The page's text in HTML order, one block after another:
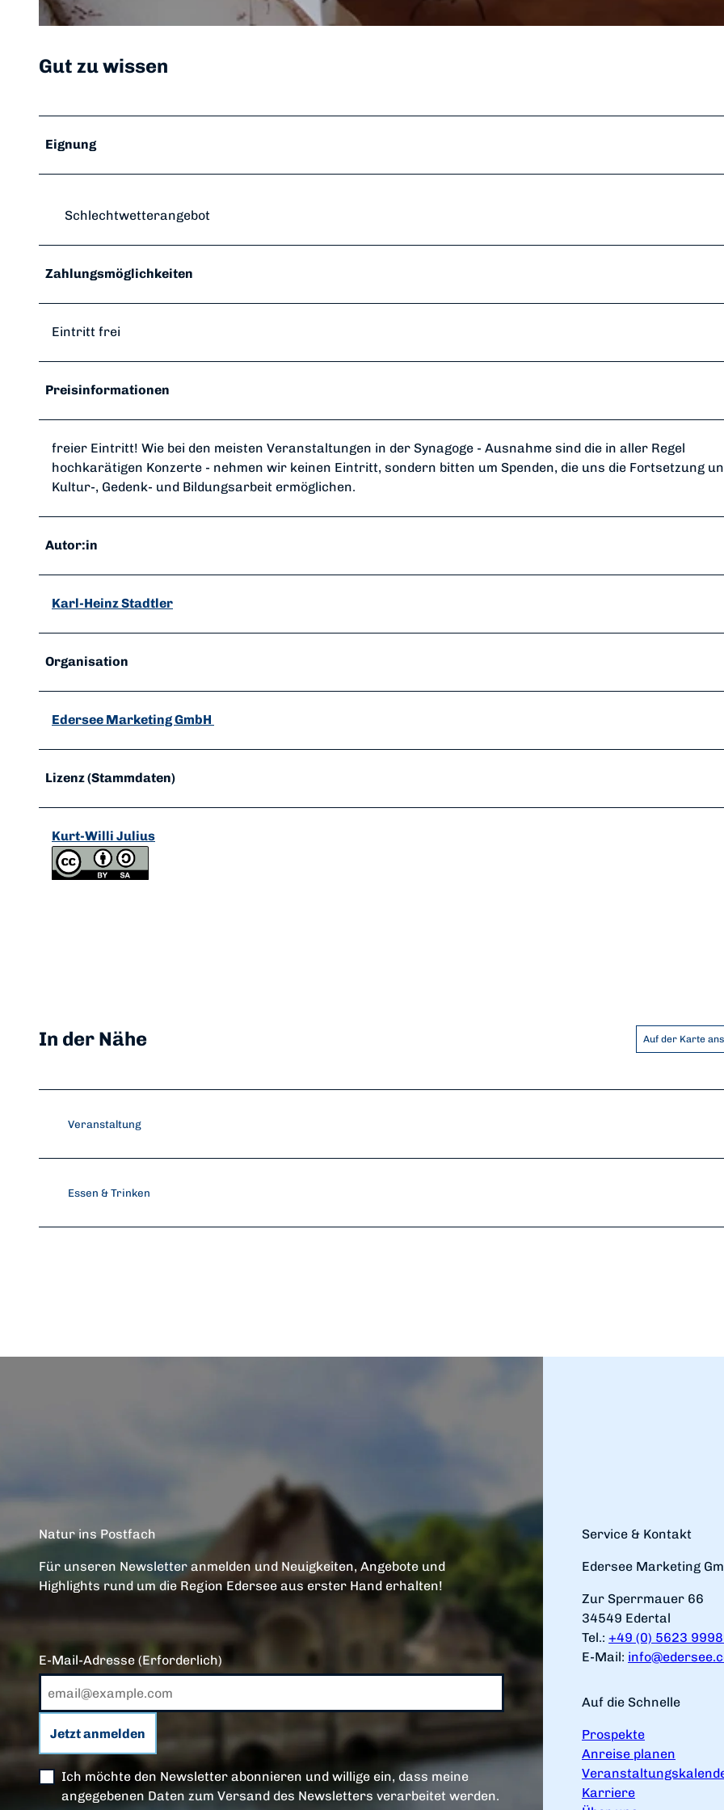
e
n
n
b
t
e
i
e
ö
S
a
g
e
Gut zu wissen
Eignung
Schlechtwetterangebot
Zahlungsmöglichkeiten
Eintritt frei
Preisinformationen
freier Eintritt! Wie bei den meisten Veranstaltungen in der Synagoge - Ausnahme sind die in aller Regel
hochkarätigen Konzerte - nehmen wir keinen Eintritt, sondern bitten um Spenden, die uns die Fortsetzung
Kultur-, Gedenk- und Bildungsarbeit ermöglichen.
Autor:in
Karl-Heinz Stadtler
Organisation
Edersee Marketing GmbH
Lizenz (Stammdaten)
Kurt-Willi Julius
In der Nähe Auf der Karte
Veranstaltung
Essen & Trinken
Natur ins Postfach
Für unseren Newsletter anmelden und Neuigkeiten, Angebote und
Highlights rund um die Region Edersee aus erster Hand erhalten!
E-Mail-Adresse (Erforderlich)
Jetzt anmelden
Ich möchte den Newsletter abonnieren und willige ein, dass meine
angegebenen Daten zum Versand des Newsletters verarbeitet werden.
Service & Kontakt
Edersee Marketing
Zur Sperrmauer 66
34549 Edertal
Tel.: +49 (0) 5623
E-Mail:
Auf die Schnelle
Prospekte
Anreise planen
Karriere